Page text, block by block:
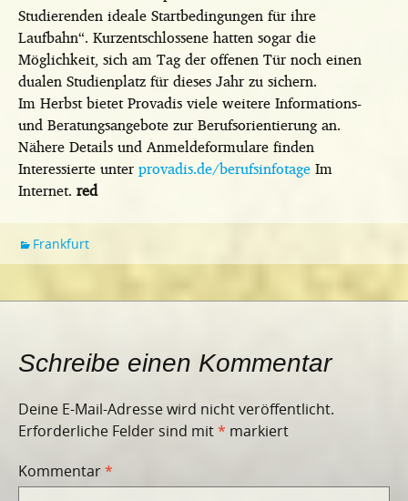
Studierenden ideale Startbedingungen für ihre
Laufbahn“. Kurzentschlossene hatten sogar die
Möglichkeit, sich am Tag der offenen Tür noch einen
dualen Studienplatz für dieses Jahr zu sichern.
Im Herbst bietet Provadis viele weitere Informations-
und Beratungsangebote zur Berufsorientierung an.
Nähere Details und Anmeldeformulare finden
Interessierte unterprovadis.de/berufsinfotageIm
Internet. red
Frankfurt
Schreibe einen Kommentar
Deine E-Mail-Adresse wird nicht veröffentlicht.
Erforderliche Felder sind mit* markiert
Kommentar*